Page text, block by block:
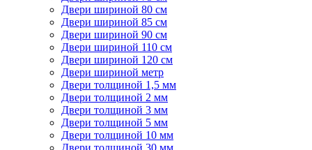
Двери шириной 80 см
Двери шириной 85 см
Двери шириной 90 см
Двери шириной 110 см
Двери шириной 120 см
Двери шириной метр
Двери толщиной 1,5 мм
Двери толщиной 2 мм
Двери толщиной 3 мм
Двери толщиной 5 мм
Двери толщиной 10 мм